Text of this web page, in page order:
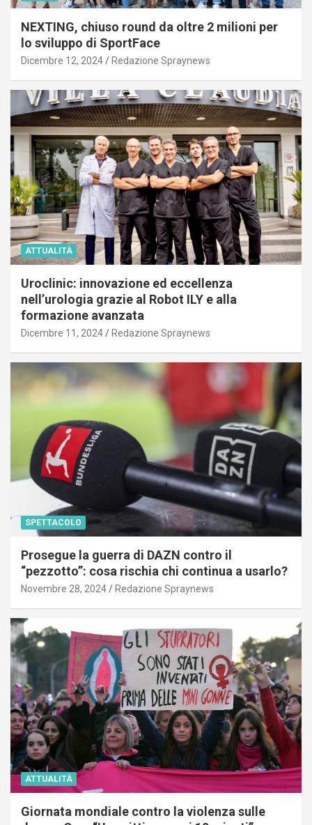
NEXTING, chiuso round da oltre 2 milioni per
lo sviluppo di SportFace
Dicembre 12, 2024 Redazione Spraynews
ATTUALITÀ
Uroclinic: innovazione ed eccellenza
nell’urologia grazie al Robot ILY e alla
formazione avanzata
Dicembre 11, 2024 Redazione Spraynews
SPETTACOLO
Prosegue la guerra di DAZN contro il
“pezzotto”: cosa rischia chi continua a usarlo?
Novembre 28, 2024 Redazione Spraynews
ATTUALITÀ
Giornata mondiale contro la violenza sulle